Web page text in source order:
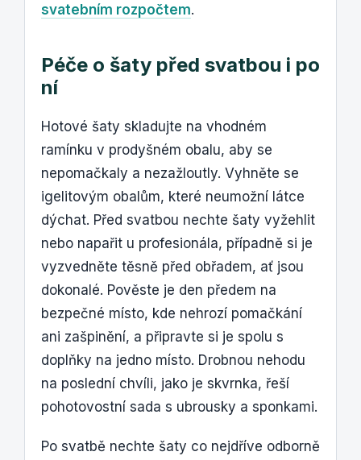
svatebním rozpočtem.
Péče o šaty před svatbou i po
ní
Hotové šaty skladujte na vhodném
ramínku v prodyšném obalu, aby se
nepomačkaly a nezažloutly. Vyhněte se
igelitovým obalům, které neumožní látce
dýchat. Před svatbou nechte šaty vyžehlit
nebo napařit u profesionála, případně si je
vyzvedněte těsně před obřadem, ať jsou
dokonalé. Pověste je den předem na
bezpečné místo, kde nehrozí pomačkání
ani zašpinění, a připravte si je spolu s
doplňky na jedno místo. Drobnou nehodu
na poslední chvíli, jako je skvrnka, řeší
pohotovostní sada s ubrousky a sponkami.
Po svatbě nechte šaty co nejdříve odborně